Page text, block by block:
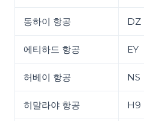
동하이 항공 DZ
에티하드 항공 EY
허베이 항공 NS
히말라야 항공 H9